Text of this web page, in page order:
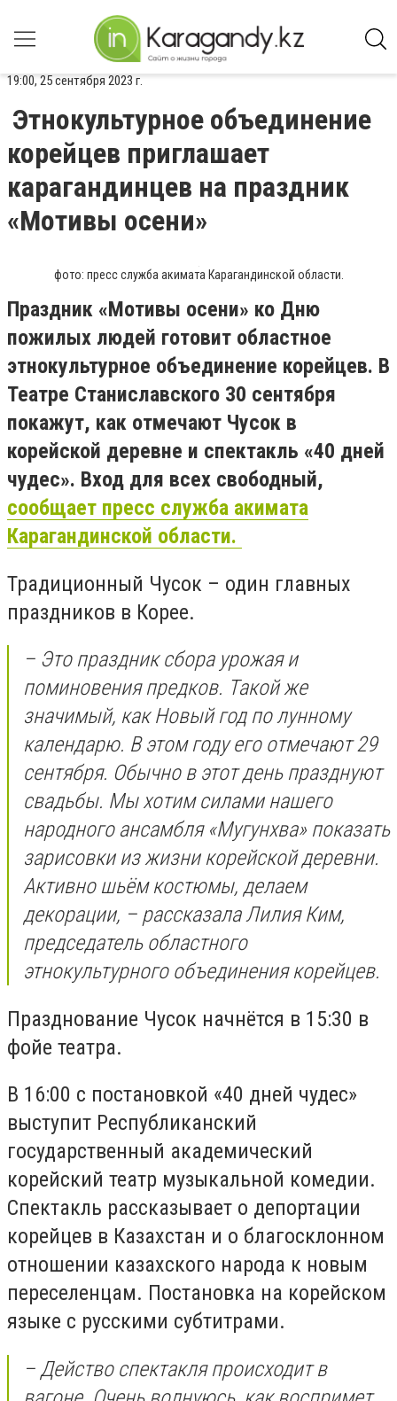
19:00, 25 сентября 2023 г.
Этнокультурное объединение
корейцев приглашает
карагандинцев на праздник
«Мотивы осени»
фото: пресс служба акимата Карагандинской области.
Праздник «Мотивы осени» ко Дню
пожилых людей готовит областное
этнокультурное объединение корейцев. В
Театре Станиславского 30 сентября
покажут, как отмечают Чусок в
корейской деревне и спектакль «40 дней
чудес». Вход для всех свободный,
сообщает пресс служба акимата
Карагандинской области.
Традиционный Чусок – один главных
праздников в Корее.
– Это праздник сбора урожая и
поминовения предков. Такой же
значимый, как Новый год по лунному
календарю. В этом году его отмечают 29
сентября. Обычно в этот день празднуют
свадьбы. Мы хотим силами нашего
народного ансамбля «Мугунхва» показать
зарисовки из жизни корейской деревни.
Активно шьём костюмы, делаем
декорации, – рассказала Лилия Ким,
председатель областного
этнокультурного объединения корейцев.
Празднование Чусок начнётся в 15:30 в
фойе театра.
В 16:00 с постановкой «40 дней чудес»
выступит Республиканский
государственный академический
корейский театр музыкальной комедии.
Спектакль рассказывает о депортации
корейцев в Казахстан и о благосклонном
отношении казахского народа к новым
переселенцам. Постановка на корейском
языке с русскими субтитрами.
– Действо спектакля происходит в